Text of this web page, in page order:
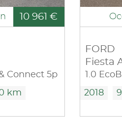
10 961 €
& Connect 5p
km
FORD
Fiesta
2018